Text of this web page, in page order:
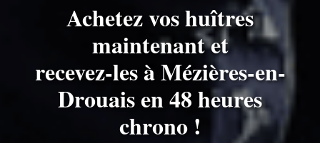
Achetez vos huîtres
maintenant et
recevez-les à Mézières-en-
Drouais en 48 heures
chrono !